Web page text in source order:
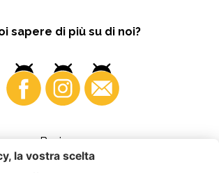
sapere di più su di noi?
Business